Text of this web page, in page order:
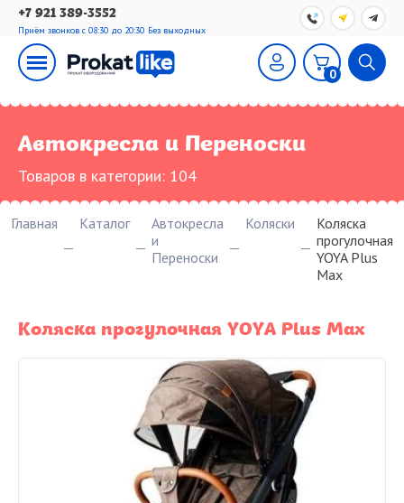
+7 921 389-3552
Приём звонков с 08:30 до 20:30 Без выходных
0
Автокресла и Переноски
Товаров в категории: 104
Главная Каталог
Автокресла
и
Переноски
Коляски
Коляска
прогулочная
YOYA Plus
Max
Коляска прогулочная YOYA Plus Max